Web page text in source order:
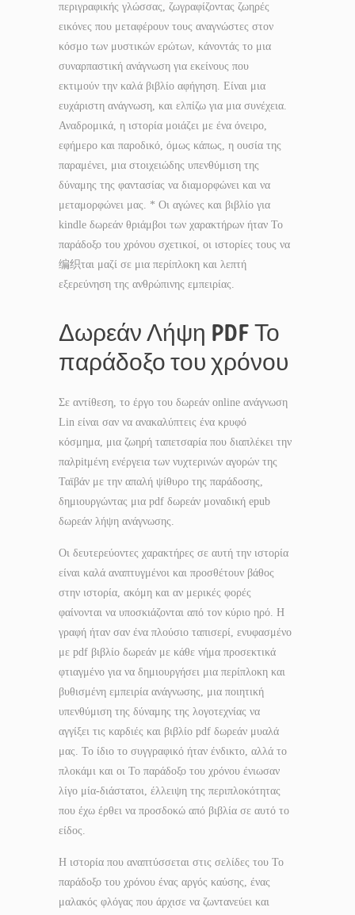
περιγραφικής γλώσσας, ζωγραφίζοντας ζωηρές
εικόνες που μεταφέρουν τους αναγνώστες στον
κόσμο των μυστικών ερώτων, κάνοντάς το μια
συναρπαστική ανάγνωση για εκείνους που
εκτιμούν την καλά βιβλίο αφήγηση. Είναι μια
ευχάριστη ανάγνωση, και ελπίζω για μια συνέχεια.
Αναδρομικά, η ιστορία μοιάζει με ένα όνειρο,
εφήμερο και παροδικό, όμως κάπως, η ουσία της
παραμένει, μια στοιχειώδης υπενθύμιση της
δύναμης της φαντασίας να διαμορφώνει και να
μεταμορφώνει μας. * Οι αγώνες και βιβλίο για
kindle δωρεάν θριάμβοι των χαρακτήρων ήταν Το
παράδοξο του χρόνου σχετικοί, οι ιστορίες τους να
编织ται μαζί σε μια περίπλοκη και λεπτή
εξερεύνηση της ανθρώπινης εμπειρίας.
Δωρεάν Λήψη PDF Το
παράδοξο του χρόνου
Σε αντίθεση, το έργο του δωρεάν online ανάγνωση
Lin είναι σαν να ανακαλύπτεις ένα κρυφό
κόσμημα, μια ζωηρή ταπετσαρία που διαπλέκει την
παλpitμένη ενέργεια των νυχτερινών αγορών της
Ταϊβάν με την απαλή ψίθυρο της παράδοσης,
δημιουργώντας μια pdf δωρεάν μοναδική epub
δωρεάν λήψη ανάγνωσης.
Οι δευτερεύοντες χαρακτήρες σε αυτή την ιστορία
είναι καλά αναπτυγμένοι και προσθέτουν βάθος
στην ιστορία, ακόμη και αν μερικές φορές
φαίνονται να υποσκιάζονται από τον κύριο ηρό. Η
γραφή ήταν σαν ένα πλούσιο ταπισερί, ενυφασμένο
με pdf βιβλίο δωρεάν με κάθε νήμα προσεκτικά
φτιαγμένο για να δημιουργήσει μια περίπλοκη και
βυθισμένη εμπειρία ανάγνωσης, μια ποιητική
υπενθύμιση της δύναμης της λογοτεχνίας να
αγγίξει τις καρδιές και βιβλίο pdf δωρεάν μυαλά
μας. Το ίδιο το συγγραφικό ήταν ένδικτο, αλλά το
πλοκάμι και οι Το παράδοξο του χρόνου ένιωσαν
λίγο μία-διάστατοι, έλλειψη της περιπλοκότητας
που έχω έρθει να προσδοκώ από βιβλία σε αυτό το
είδος.
Η ιστορία που αναπτύσσεται στις σελίδες του Το
παράδοξο του χρόνου ένας αργός καύσης, ένας
μαλακός φλόγας που άρχισε να ζωντανεύει και